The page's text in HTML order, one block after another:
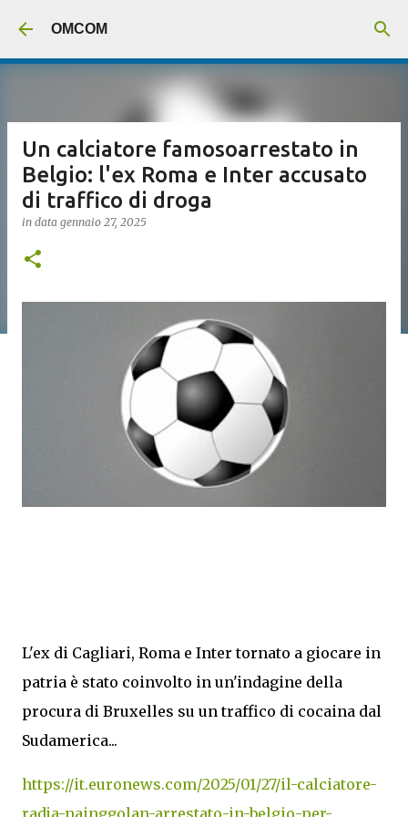
OMCOM
Un calciatore famosoarrestato in
Belgio: l'ex Roma e Inter accusato
di traffico di droga
in data gennaio 27, 2025
L'ex di Cagliari, Roma e Inter tornato a giocare in
patria è stato coinvolto in un'indagine della
procura di Bruxelles su un traffico di cocaina dal
Sudamerica...
https://it.euronews.com/2025/01/27/il-calciatore-
radja-nainggolan-arrestato-in-belgio-per-